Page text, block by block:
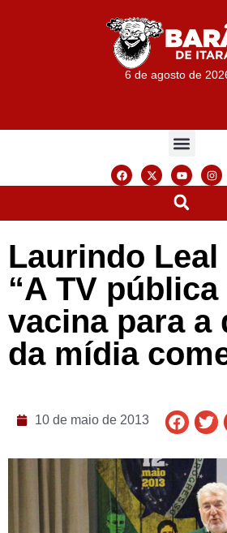
6 de agosto de
Laurindo Leal
“A TV
vacina para a
da mídia
10 de maio de 2013